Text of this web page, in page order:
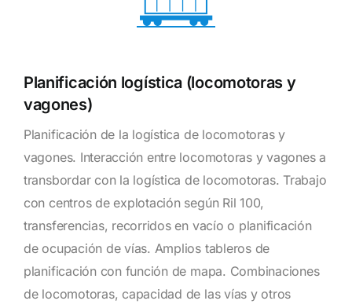
Planificación logística (locomotoras y
vagones)
Planificación de la logística de locomotoras y
vagones. Interacción entre locomotoras y vagones a
transbordar con la logística de locomotoras. Trabajo
con centros de explotación según Ril 100,
transferencias, recorridos en vacío o planificación
de ocupación de vías. Amplios tableros de
planificación con función de mapa. Combinaciones
de locomotoras, capacidad de las vías y otros